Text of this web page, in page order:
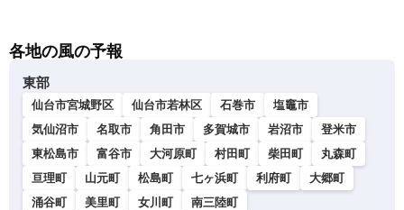
各地の風の予報
東部
仙台市宮城野区 仙台市若林区 石巻市
塩竈市
気仙沼市
名取市 角田市 多賀城市 岩沼市
登米市
東松島市
富谷市 大河原町 村田町 柴田町
丸森町
亘理町
山元町 松島町 七ヶ浜町 利府町
大郷町
涌谷町
美里町 女川町 南三陸町